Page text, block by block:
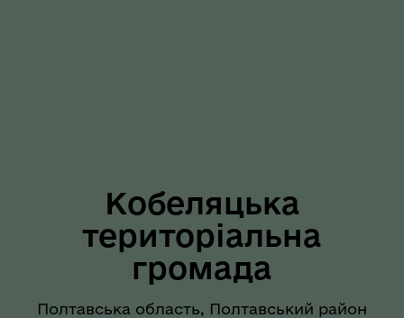
Кобеляцька
територіальна
громада
Полтавська область, Полтавський район